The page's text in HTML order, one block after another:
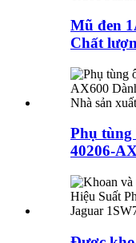
Mũ đen
Chất
Phụ
40206-